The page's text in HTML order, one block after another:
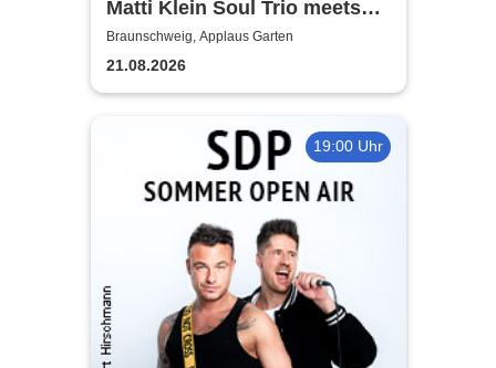
Matti Klein Soul Trio meets
Max Mutzke
Braunschweig, Applaus Garten
21.08.2026
19:00 Uhr